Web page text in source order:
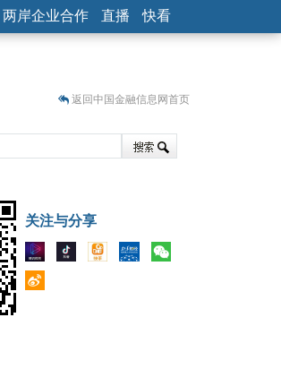
两岸企业合作 直播 快看
返回中国金融信息网首页
关注与分享